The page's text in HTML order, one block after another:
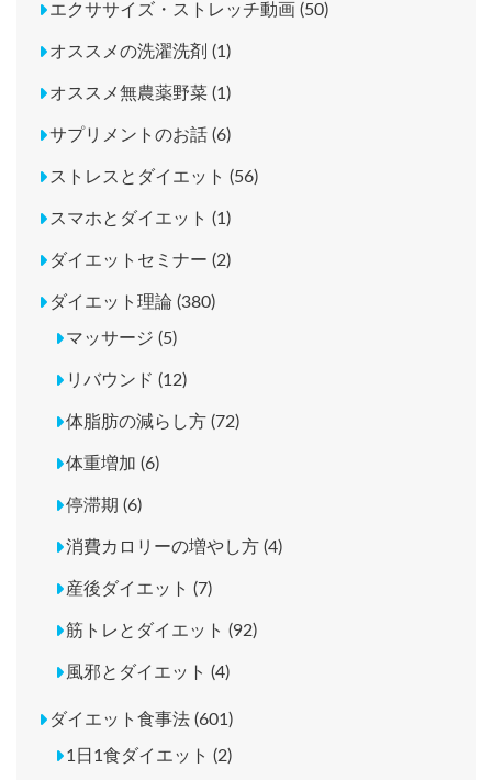
エクササイズ・ストレッチ動画 (50)
オススメの洗濯洗剤 (1)
オススメ無農薬野菜 (1)
サプリメントのお話 (6)
ストレスとダイエット (56)
スマホとダイエット (1)
ダイエットセミナー (2)
ダイエット理論 (380)
マッサージ (5)
リバウンド (12)
体脂肪の減らし方 (72)
体重増加 (6)
停滞期 (6)
消費カロリーの増やし方 (4)
産後ダイエット (7)
筋トレとダイエット (92)
風邪とダイエット (4)
ダイエット食事法 (601)
1日1食ダイエット (2)